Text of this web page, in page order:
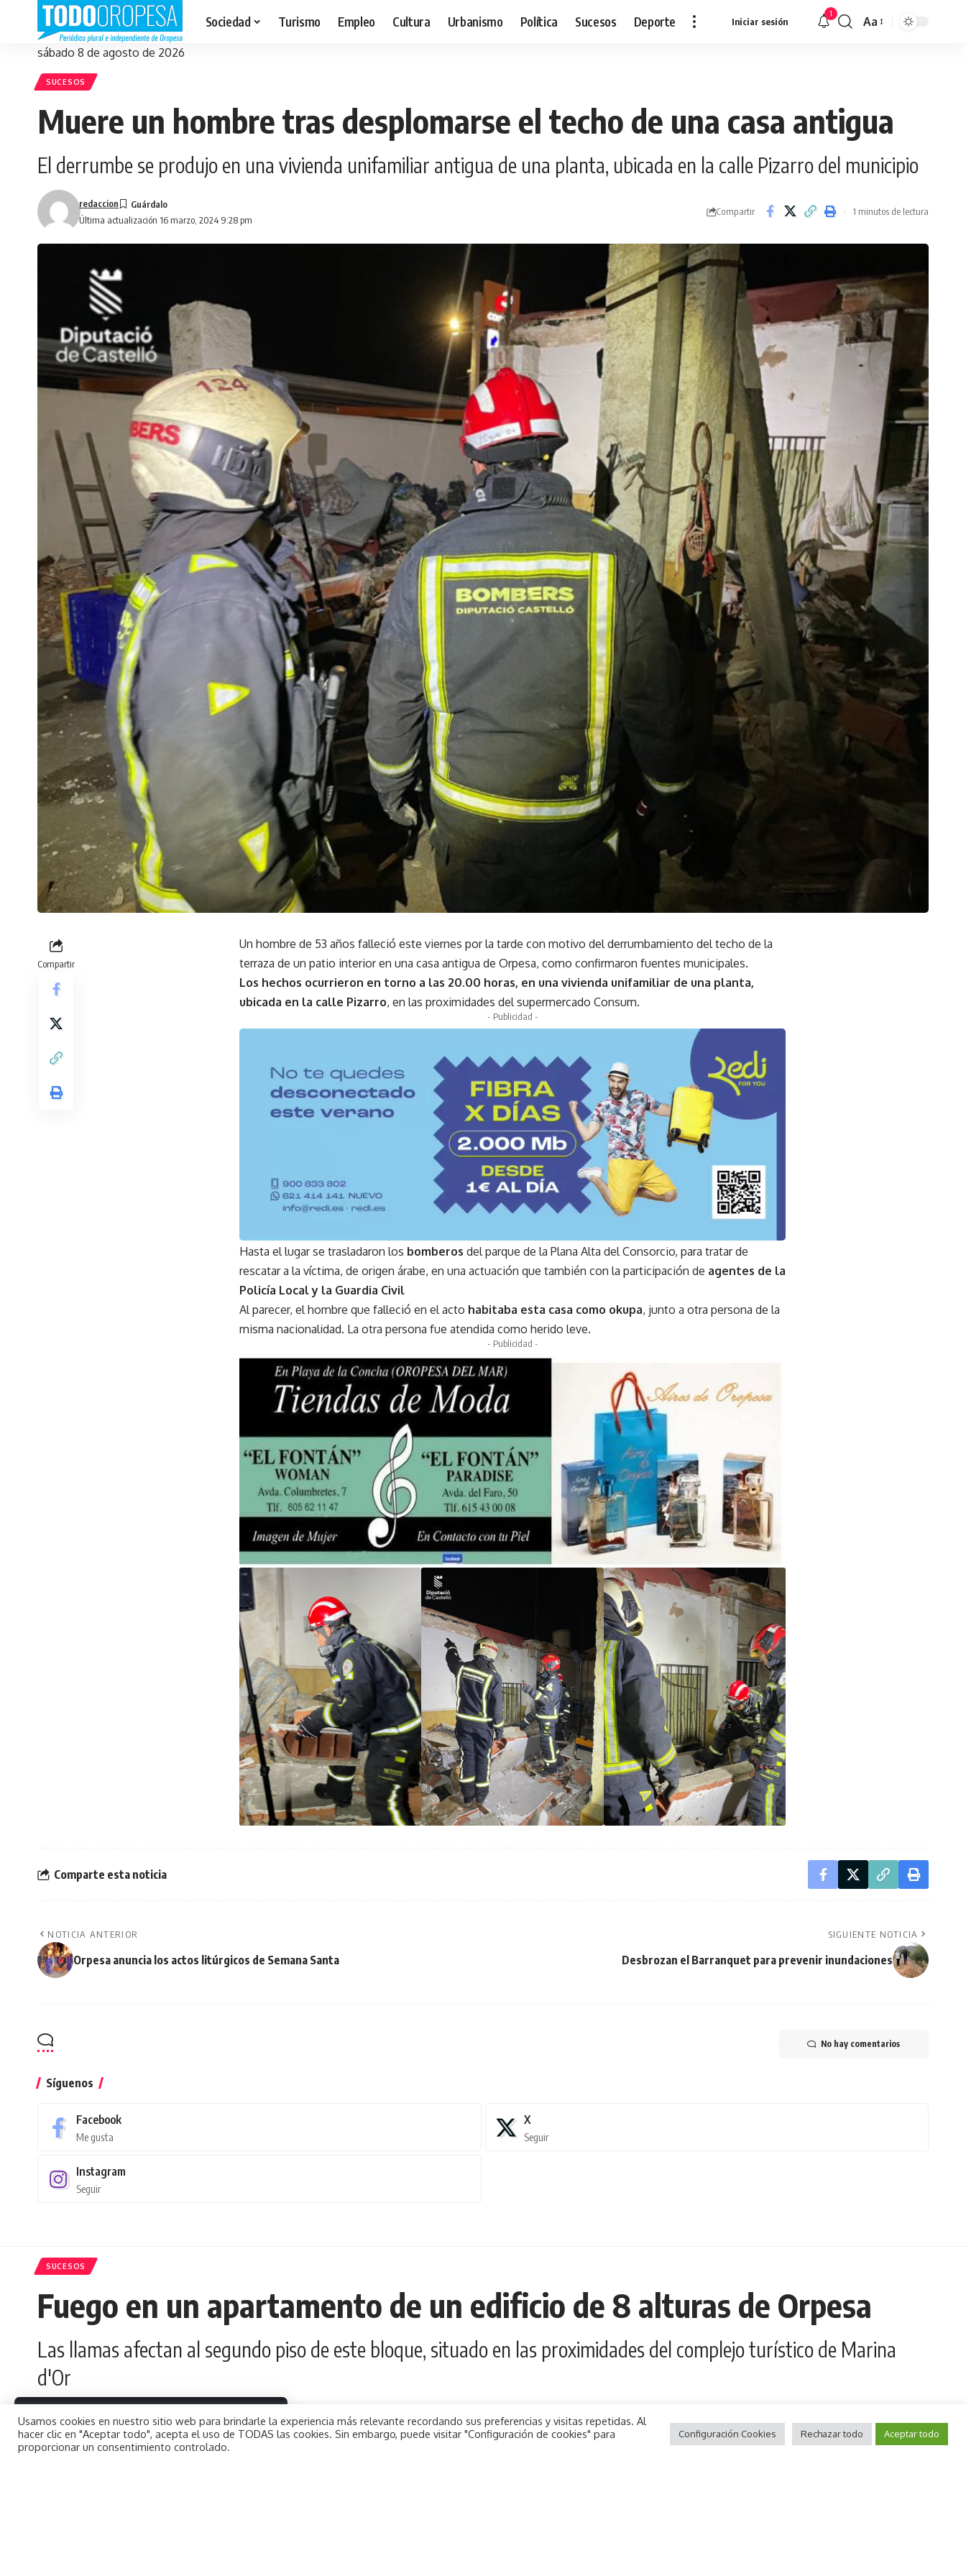
By using this site, you agree to the
Privacy Policy andTerms of Use.
Aceptar
Sociedad Turismo Empleo Cultura Urbanismo Política Sucesos Deporte Iniciar sesión
1
Redimensionar
Aa
sábado 8 de agosto de 2026
SUCESOS
Muere un hombre tras desplomarse el techo de una casa antigua
El derrumbe se produjo en una vivienda unifamiliar antigua de una planta, ubicada en la calle Pizarro del municipio
Última actualización 16 marzo, 2024 9:28 pm
redaccion
Compartir 1 minutos de lectura
Compartir
Un hombre de 53 años falleció este viernes por la tarde con motivo del derrumbamiento del techo de la
terraza de un patio interior en una casa antigua de Orpesa, como confirmaron fuentes municipales.
Los hechos ocurrieron en torno a las 20.00 horas, en una vivienda unifamiliar de una planta,
ubicada en la calle Pizarro, en las proximidades del supermercado Consum.
- Publicidad -
Hasta el lugar se trasladaron los bomberos del parque de la Plana Alta del Consorcio, para tratar de
rescatar a la víctima, de origen árabe, en una actuación que también con la participación de agentes de la
Policía Local y la Guardia Civil
Al parecer, el hombre que falleció en el acto habitaba esta casa como okupa, junto a otra persona de la
misma nacionalidad. La otra persona fue atendida como herido leve.
- Publicidad -
Comparte esta noticia
NOTICIA ANTERIOR
Orpesa anuncia los actos litúrgicos de Semana Santa
SIGUIENTE NOTICIA
Desbrozan el Barranquet para prevenir inundaciones
No hay comentarios
Síguenos
Facebook
Me gusta
X
Seguir
Instagram
Seguir
SUCESOS
Fuego en un apartamento de un edificio de 8 alturas de Orpesa
Las llamas afectan al segundo piso de este bloque, situado en las proximidades del complejo turístico de Marina
d'Or
Última actualización 4 marzo, 2024 8:23 pm
redaccion
Compartir 1 minutos de lectura
Usamos cookies en nuestro sitio web para brindarle la experiencia más relevante recordando sus preferencias y visitas repetidas. Al
hacer clic en "Aceptar todo", acepta el uso de TODAS las cookies. Sin embargo, puede visitar "Configuración de cookies" para
proporcionar un consentimiento controlado.
Configuración Cookies Rechazar todo Aceptar todo